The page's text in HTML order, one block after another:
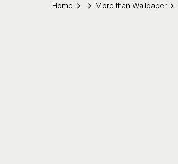
Home More than Wallpaper